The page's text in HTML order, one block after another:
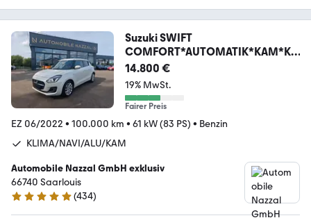
Suzuki SWIFT
COMFORT*AUTOMATIK*KAM*KLI
MA*ALU*NAVI*
14.800 €
19% MwSt.
Fairer Preis
EZ 06/2022 • 100.000 km • 61 kW (83 PS) • Benzin
KLIMA/NAVI/ALU/KAM
Automobile Nazzal GmbH exklusiv
66740 Saarlouis
4.8 Sterne
(434)